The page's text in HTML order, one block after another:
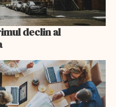
declin al